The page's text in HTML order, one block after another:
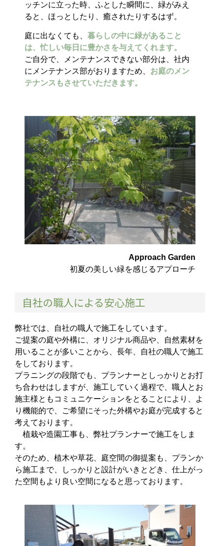
ッチンに立った時、ふとした瞬間に、緑がみえ
ると、ほっとしたり、癒されたりするはず。
庭に出なくても、 暮らしの中に緑があること
は、忙しい毎日に豊かさを与えてくれます。
ご自分で、メンテナンスできない部分は、社内
にメンテナンス部がおりますため、 お庭のメン
テナンスもさせていただきます。
Approach Garden
初夏の美しい緑を感じるアプローチ
自社の職人による安心施工
弊社では、自社の職人で施工をしています。
ご提案の庭や外構に、オリジナル商品や、自然素材を
用いることが多いことから、長年、自社の職人で施工
をしております。
プラニングの段階でも、プランナーとしっかりとお打
ち合わせはしますが、施工していく過程で、職人とお
施主様ともコミュニケーションをとることにより、よ
り機能的で、ご希望にそった外構やお庭が完成すると
考えております。
植栽や造園工事も、弊社プランナーで施工をしま
す。
そのため、植木や草花、庭空間の御提案も、プランか
ら施工まで、しっかりと設計がいきとどき、仕上がっ
た空間もより良い空間になると思っております。